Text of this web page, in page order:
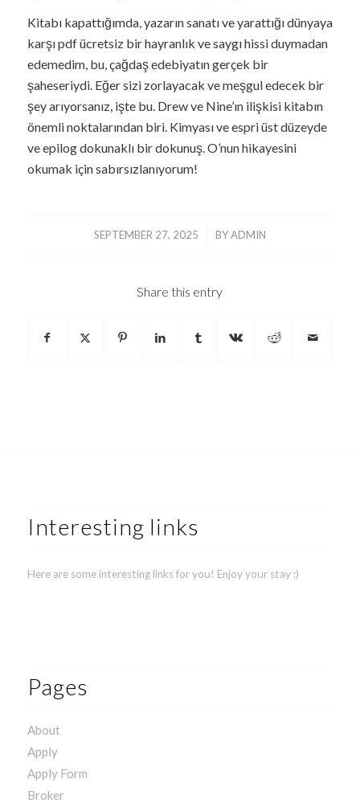
Kitabı kapattığımda, yazarın sanatı ve yarattığı dünyaya
karşı pdf ücretsiz bir hayranlık ve saygı hissi duymadan
edemedim, bu, çağdaş edebiyatın gerçek bir
şaheseriydi. Eğer sizi zorlayacak ve meşgul edecek bir
şey arıyorsanız, işte bu. Drew ve Nine’ın ilişkisi kitabın
önemli noktalarından biri. Kimyası ve espri üst düzeyde
ve epilog dokunaklı bir dokunuş. O’nun hikayesini
okumak için sabırsızlanıyorum!
SEPTEMBER 27, 2025
/ BYADMIN
Share this entry
Interesting links
Here are some interesting links for you! Enjoy your stay :)
Pages
About
Apply
Apply Form
Broker